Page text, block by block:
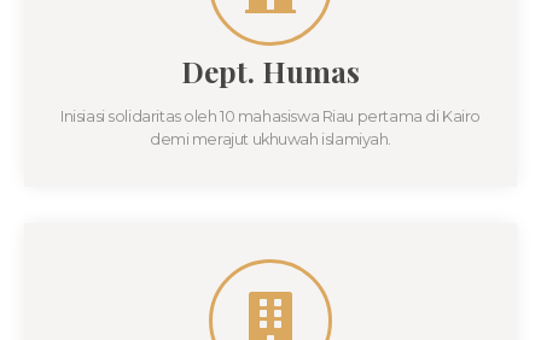
Dept. Humas​
Inisiasi solidaritas oleh 10 mahasiswa Riau pertama di Kairo
demi merajut ukhuwah islamiyah.